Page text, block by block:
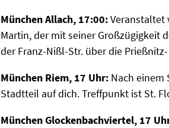
München Allach, 17:00:Veranstaltet
Martin, der mit seiner Großzügigkeit
der Franz-Nißl-Str. über die
München Riem, 17 Uhr: Nach einem
Stadtteil auf dich. Treffpunkt ist St.
München Glockenbachviertel, 17